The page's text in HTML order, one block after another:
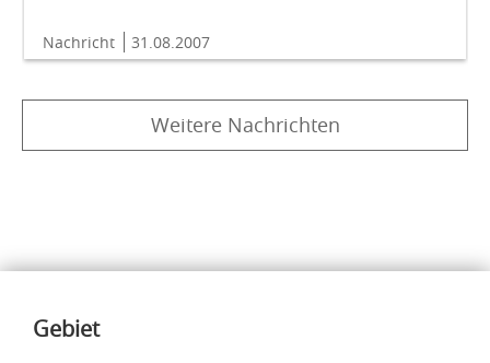
Nachricht 31.08.2007
Weitere Nachrichten
Inhalte
Gebiet